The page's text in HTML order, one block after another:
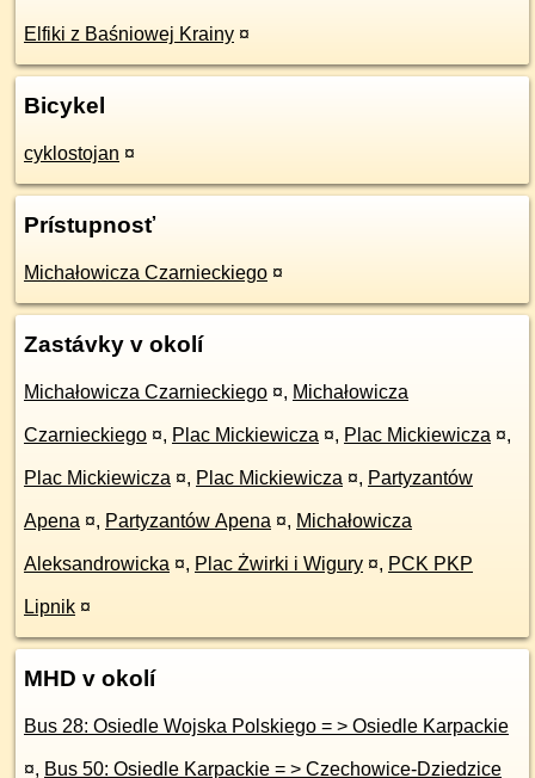
Elfiki z Baśniowej Krainy ¤
Bicykel
cyklostojan ¤
Prístupnosť
Michałowicza Czarnieckiego ¤
Zastávky v okolí
Michałowicza Czarnieckiego ¤, Michałowicza
Czarnieckiego ¤, Plac Mickiewicza ¤, Plac Mickiewicza ¤,
Plac Mickiewicza ¤, Plac Mickiewicza ¤, Partyzantów
Apena ¤, Partyzantów Apena ¤, Michałowicza
Aleksandrowicka ¤, Plac Żwirki i Wigury ¤, PCK PKP
Lipnik ¤
MHD v okolí
Bus 28: Osiedle Wojska Polskiego = > Osiedle Karpackie
¤, Bus 50: Osiedle Karpackie = > Czechowice-Dziedzice